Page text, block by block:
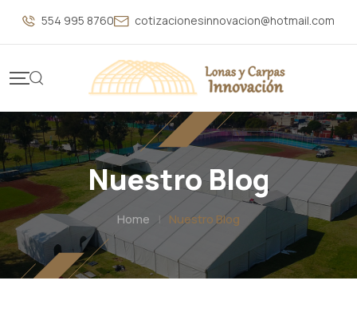
554 995 8760 cotizacionesinnovacion@hotmail.com
Nuestro Blog
Home Nuestro Blog